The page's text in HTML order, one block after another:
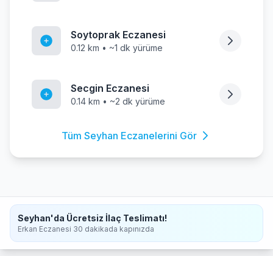
Soytoprak Eczanesi
0.12 km • ~1 dk yürüme
Secgin Eczanesi
0.14 km • ~2 dk yürüme
Tüm Seyhan Eczanelerini Gör
Seyhan'da Ücretsiz İlaç Teslimatı!
Erkan Eczanesi 30 dakikada kapınızda